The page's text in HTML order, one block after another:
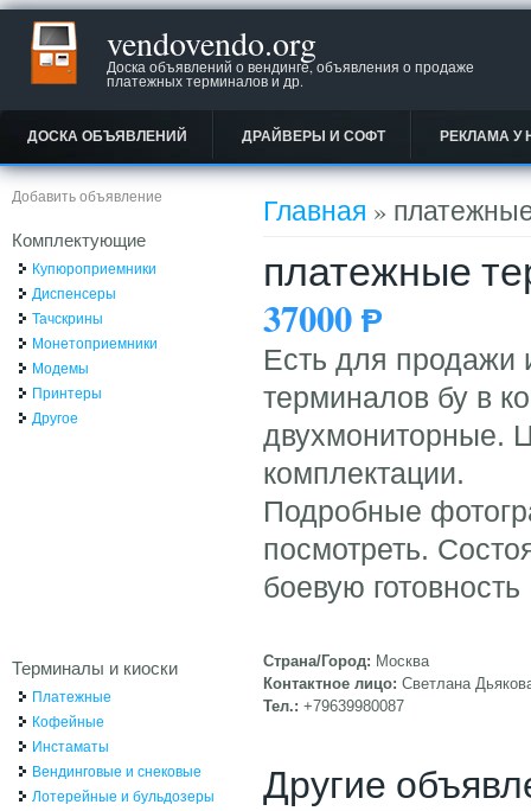
vendovendo.org
Доска объявлений о вендинге, объявления о продаже
платежных терминалов и др.
ДОСКА ОБЪЯВЛЕНИЙ ДРАЙВЕРЫ И СОФТ РЕКЛАМА У
Вы здесь
Главная »
платежные
37000 Ᵽ
Есть для продажи
терминалов бу в
двухмониторные.
комплектации.
Подробные
посмотреть.
боевую готовность
Страна/Город: Москва
Контактное лицо: Светлана
Тел.: +79639980087
Другие
Добавить объявление
Комплектующие
Купюроприемники
Диспенсеры
Тачскрины
Монетоприемники
Модемы
Принтеры
Другое
Терминалы и киоски
Платежные
Кофейные
Инстаматы
Вендинговые и снековые
Лотерейные и бульдозеры